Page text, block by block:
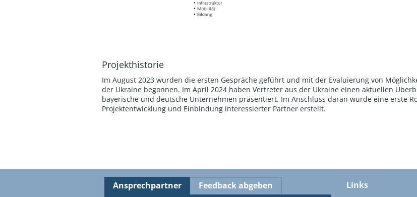
Projekthistorie
Im August 2023 wurden die ersten Gespräche geführt und mit der Evaluierung von
der Ukraine begonnen. Im April 2024 haben Vertreter aus der Ukraine einen aktuellen
bayerische und deutsche Unternehmen präsentiert. Im Anschluss daran wurde eine erste
Projektentwicklung und Einbindung interessierter Partner erstellt.
Ansprechpartner Feedback abgeben Links